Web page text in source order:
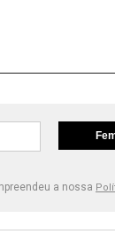
a nossa